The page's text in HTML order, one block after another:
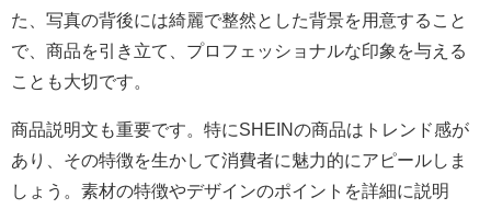
た、写真の背後には綺麗で整然とした背景を用意すること
で、商品を引き立て、プロフェッショナルな印象を与える
ことも大切です。
商品説明文も重要です。特にSHEINの商品はトレンド感が
あり、その特徴を生かして消費者に魅力的にアピールしま
しょう。素材の特徴やデザインのポイントを詳細に説明